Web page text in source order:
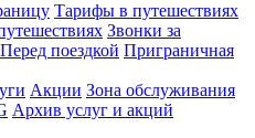
Тарифы в путешествиях
Звонки за
Перед поездкой Приграничная
Акции Зона обслуживания
Архив услуг и акций